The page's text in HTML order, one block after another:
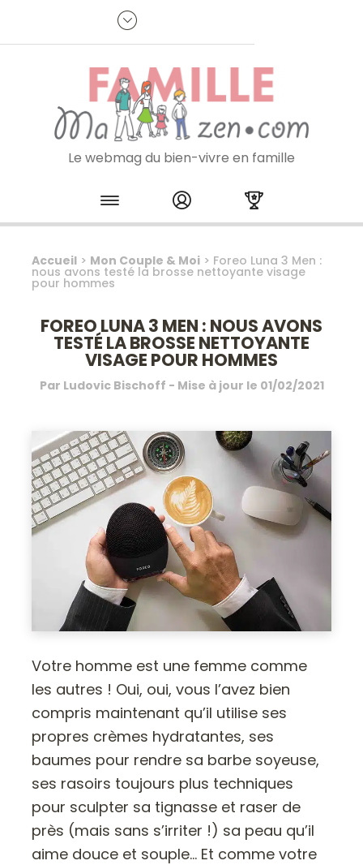
Je m'inscris à la newsletter
Le webmag du bien-vivre en famille
Skip to content
Accueil > Mon Couple & Moi > Foreo Luna 3 Men :
nous avons testé la brosse nettoyante visage
pour hommes
FOREO LUNA 3 MEN : NOUS AVONS
TESTÉ LA BROSSE NETTOYANTE
VISAGE POUR HOMMES
Par Ludovic Bischoff - Mise à jour le 01/02/2021
Votre homme est une femme comme
les autres ! Oui, oui, vous l’avez bien
compris maintenant qu’il utilise ses
propres crèmes hydratantes, ses
baumes pour rendre sa barbe soyeuse,
ses rasoirs toujours plus techniques
pour sculpter sa tignasse et raser de
près (mais sans s’irriter !) sa peau qu’il
aime douce et souple… Et comme votre
Panneau de gestion des cookies